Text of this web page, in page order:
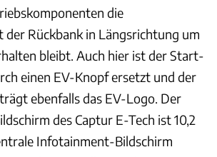
die
der Rückbank in Längsrichtung um
bleibt. Auch hier ist der Start-
einen EV-Knopf ersetzt und der
ebenfalls das EV-Logo. Der
des Captur E-Tech ist 10,2
Infotainment-Bildschirm